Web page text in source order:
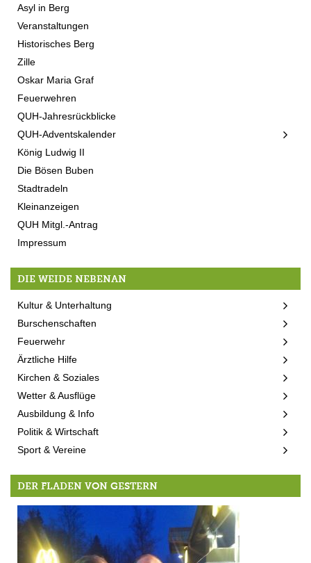
Asyl in Berg
Veranstaltungen
Historisches Berg
Zille
Oskar Maria Graf
Feuerwehren
QUH-Jahresrückblicke
QUH-Adventskalender
König Ludwig II
Die Bösen Buben
Stadtradeln
Kleinanzeigen
QUH Mitgl.-Antrag
Impressum
DIE WEIDE NEBENAN
Kultur & Unterhaltung
Burschenschaften
Feuerwehr
Ärztliche Hilfe
Kirchen & Soziales
Wetter & Ausflüge
Ausbildung & Info
Politik & Wirtschaft
Sport & Vereine
DER FLADEN VON GESTERN